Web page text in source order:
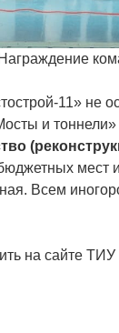
11» не
и
мест
Всем
на сайте ТИУ